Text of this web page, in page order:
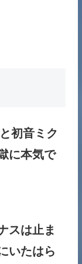
初音ミク
に本気で
スは止ま
いたはら